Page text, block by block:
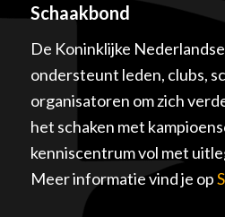
Schaakbond
De Koninklijke
ondersteunt leden, clubs,
organisatoren om zich
het schaken met
kenniscentrum vol met
Meer informatie vind je op